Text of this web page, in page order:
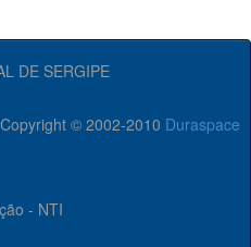
DE SERGIPE
Copyright © 2002-2010 Duraspace
- NTI